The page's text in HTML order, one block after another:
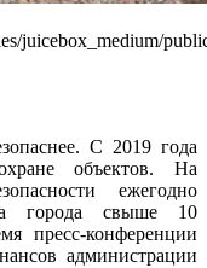
juicebox_medium/
С 2019 года
объектов. На
ежегодно
города свыше 10
пресс-конференции
администрации